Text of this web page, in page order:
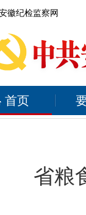
徽纪检监察网
首页
省粮